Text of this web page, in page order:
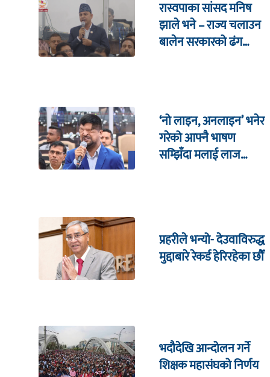
रास्वपाका सांसद मनिष
झाले भने – राज्य चलाउन
बालेन सरकारको ढंग
‘नो लाइन, अनलाइन’ भनेर
गरेको आफ्नै भाषण
सम्झिँदा मलाई लाज
प्रहरीले भन्यो- देउवाविरुद्ध
मुद्दाबारे रेकर्ड हेरिरहेका छौँ
भदौदेखि आन्दोलन गर्ने
शिक्षक महासंघको निर्णय